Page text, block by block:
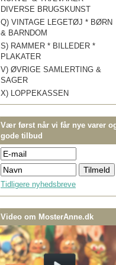
DIVERSE BRUGSKUNST
Q) VINTAGE LEGETØJ * BØRN
& BARNDOM
S) RAMMER * BILLEDER *
PLAKATER
V) ØVRIGE SAMLERTING &
SAGER
X) LOPPEKASSEN
Vær først når vi får nye varer
gode tilbud
Tidligere nyhedsbreve
Video om MosterAnne.dk